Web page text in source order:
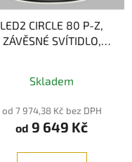
LED2 CIRCLE 80 P-Z,
ZÁVĚSNÉ SVÍTIDLO,
Skladem
od 7 974,38 Kč bez DPH
od 9 649 Kč